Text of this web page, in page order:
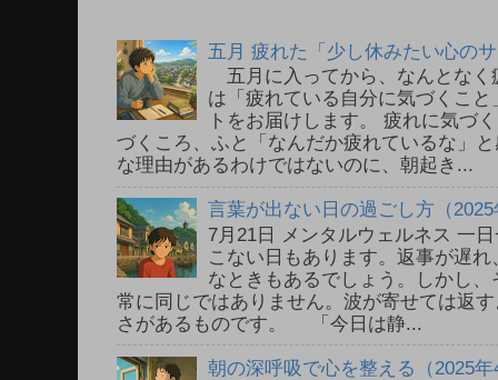
五月 疲れた「少し休みたい心の
五月に入ってから、なんとなく
は「疲れている自分に気づくこ
トをお届けします。 疲れに気
づくころ、ふと「なんだか疲れているな」
な理由があるわけではないのに、朝起き...
言葉が出ない日の過ごし方（
7月21日 メンタルウェルネス 一
こない日もあります。返事が遅
なときもあるでしょう。しかし
常に同じではありません。波が寄せては返
さがあるものです。 「今日は静...
朝の深呼吸で心を整える（2025